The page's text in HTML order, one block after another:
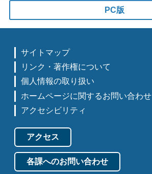
PC版
サイトマップ
リンク・著作権について
個人情報の取り扱い
ホームページに関するお問い合わせ
アクセシビリティ
アクセス
各課へのお問い合わせ